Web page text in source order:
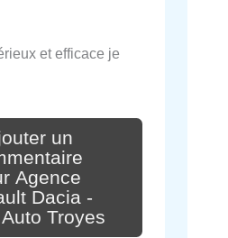
et efficace je
un
Agence
Dacia -
Troyes